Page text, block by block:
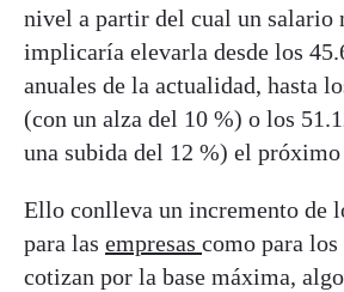
nivel a partir del cual un salario
implicaría elevarla desde los
anuales de la actualidad, hasta
(con un alza del 10 %) o los
una subida del 12 %) el próximo
Ello conlleva un incremento de
para las empresas como para
cotizan por la base máxima,